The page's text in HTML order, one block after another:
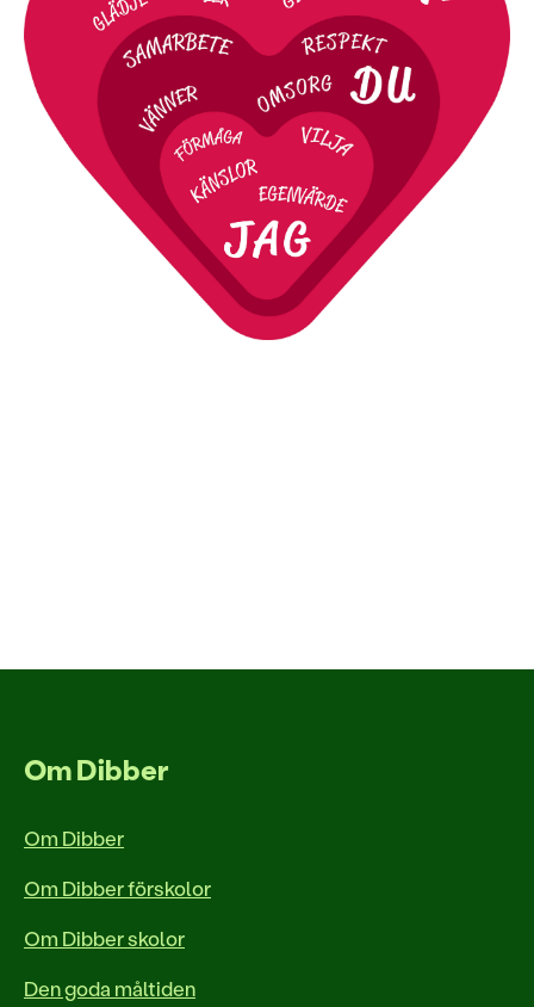
Om Dibber
Om Dibber
Om Dibber förskolor
Om Dibber skolor
Den goda måltiden